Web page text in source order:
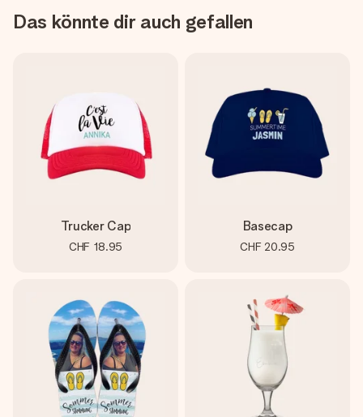
Das könnte dir auch gefallen
Trucker Cap
CHF 18.95
Basecap
CHF 20.95